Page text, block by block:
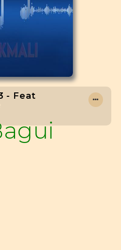
- Feat